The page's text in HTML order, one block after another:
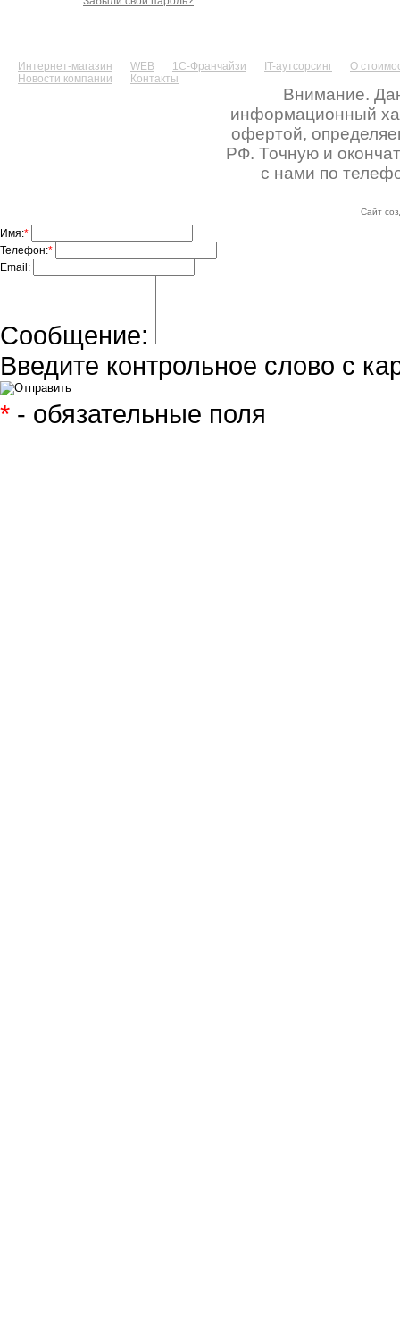
Интернет-магазин WEB 1С-Франчайзи IT-аутсорсинг
О
Новости компании
Контакты
Внимание.
информационный
офертой,
РФ. Точную и
с нами по
Сайт
Имя:*
Телефон:*
Email:
Сообщение:
Введите контрольное слово с
* - обязательные поля